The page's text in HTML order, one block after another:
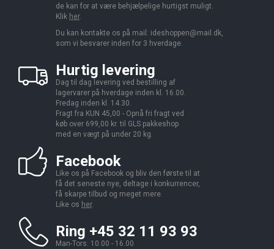
de kan for at være behjælpelige hurtigst muligt.
Klik her.
Du kan kontakte os på mail: ideshoppen@mail.dk,
som vi besvarer inden for 3 hverdage.
Hurtig levering
Dag til dag levering ved bestilling af
lagervarer på hverdage inden kl. 16.00.
Fredag inden kl. 14.30.
Fragt fra KUN 45,00 - Opnå fri fragt ved
køb over 699,00 kr. til GLS pakkeshop
med en vægt på under 20 kg.
Facebook
Like os på Facebook og bliv den første til at
få det seneste nye, deltage i konkurrencer,
få skarpe tilbud og meget mere.
Like os her.
Ring +45 32 11 93 93
Man-Tors: 10.00 - 16.00